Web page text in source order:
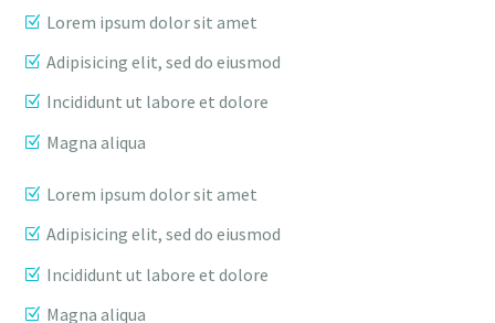
Lorem ipsum dolor sit amet
Adipisicing elit, sed do eiusmod
Incididunt ut labore et dolore
Magna aliqua
Lorem ipsum dolor sit amet
Adipisicing elit, sed do eiusmod
Incididunt ut labore et dolore
Magna aliqua